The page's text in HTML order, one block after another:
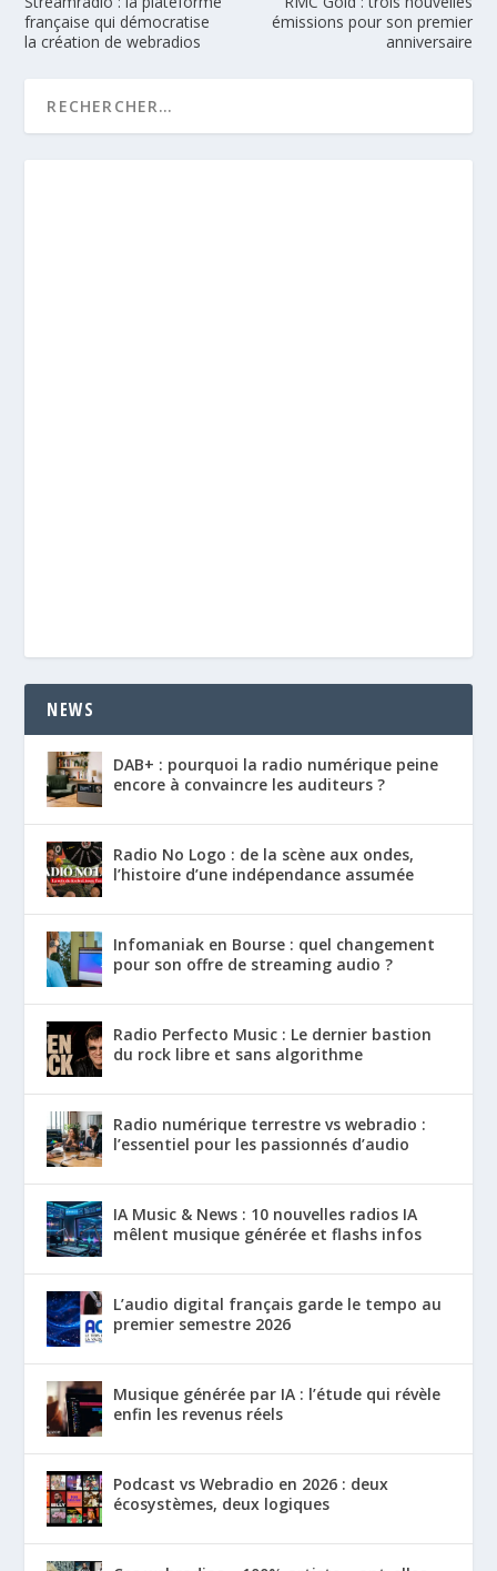
française qui démocratise
la création de webradios
émissions pour son premier
anniversaire
NEWS
DAB+ : pourquoi la radio numérique peine
encore à convaincre les auditeurs ?
Radio No Logo : de la scène aux ondes,
l’histoire d’une indépendance assumée
Infomaniak en Bourse : quel changement
pour son offre de streaming audio ?
Radio Perfecto Music : Le dernier bastion
du rock libre et sans algorithme
Radio numérique terrestre vs webradio :
l’essentiel pour les passionnés d’audio
IA Music & News : 10 nouvelles radios IA
mêlent musique générée et flashs infos
L’audio digital français garde le tempo au
premier semestre 2026
Musique générée par IA : l’étude qui révèle
enfin les revenus réels
Podcast vs Webradio en 2026 : deux
écosystèmes, deux logiques